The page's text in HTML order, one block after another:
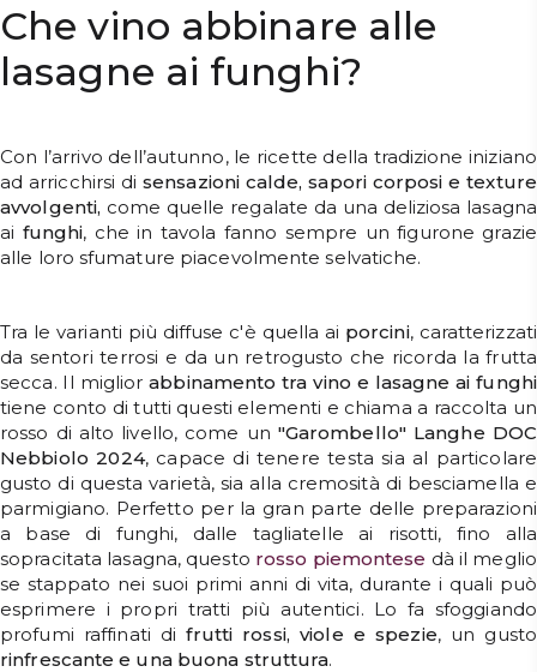
Che vino abbinare alle
lasagne ai funghi?
Con l’arrivo dell’autunno, le ricette della tradizione iniziano
ad arricchirsi disensazioni calde, sapori corposi e texture
avvolgenti, come quelle regalate da una deliziosa lasagna
ai funghi, che in tavola fanno sempre un figurone grazie
alle loro sfumature piacevolmente selvatiche.
Tra le varianti più diffuse c'è quella ai porcini, caratterizzati
da sentori terrosi e da un retrogusto che ricorda la frutta
secca. Il migliorabbinamento tra vino e lasagne ai funghi
tiene conto di tutti questi elementi e chiama a raccolta un
rosso di alto livello, come un "Garombello" Langhe DOC
Nebbiolo 2024, capace di tenere testa sia al particolare
gusto di questa varietà, sia alla cremosità di besciamella e
parmigiano. Perfetto per la gran parte delle preparazioni
a base di funghi, dalle tagliatelle ai risotti, fino alla
sopracitata lasagna, questo rosso piemontese dà il meglio
se stappato nei suoi primi anni di vita, durante i quali può
esprimere i propri tratti più autentici. Lo fa sfoggiando
profumi raffinati difrutti rossi, viole e spezie, un gusto
rinfrescante e una buona struttura.